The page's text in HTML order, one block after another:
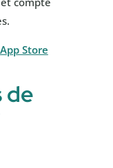
Store
de